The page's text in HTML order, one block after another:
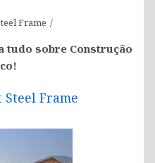
Frame
tudo sobre Construção
Frame